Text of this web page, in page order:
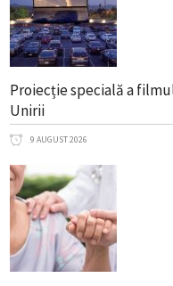
Proiecție specială a
Unirii
9 AUGUST 2026